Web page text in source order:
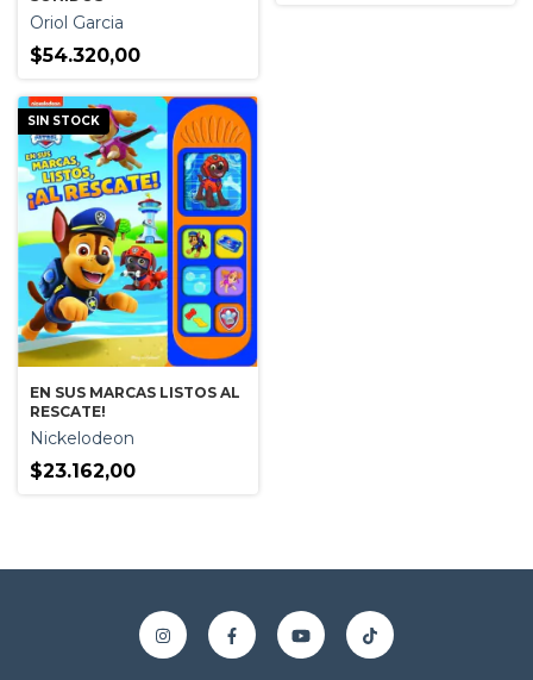
Oriol Garcia
$54.320,00
SIN STOCK
EN SUS MARCAS LISTOS AL
RESCATE!
Nickelodeon
$23.162,00